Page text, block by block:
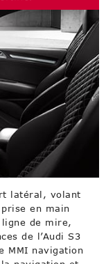
latéral, volant
en main
de mire,
de l’Audi S3
MMI navigation